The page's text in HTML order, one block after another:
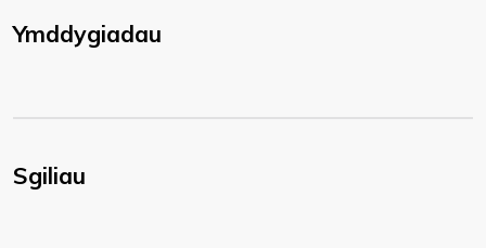
Ymddygiadau
Sgiliau